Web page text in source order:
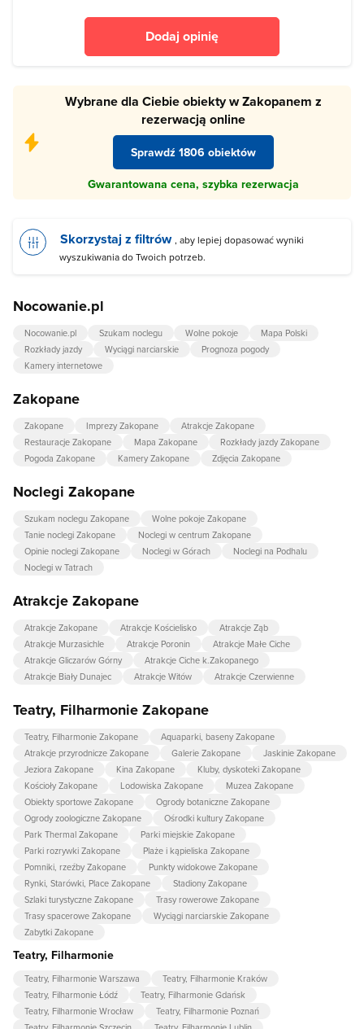
Dodaj opinię
Wybrane dla Ciebie obiekty w Zakopanem z
rezerwacją online
Sprawdź 1806 obiektów
Gwarantowana cena, szybka rezerwacja
Skorzystaj z filtrów , aby lepiej dopasować wyniki
wyszukiwania do Twoich potrzeb.
Nocowanie.pl
Nocowanie.pl Szukam noclegu Wolne pokoje
Mapa Polski
Rozkłady jazdy
Wyciągi narciarskie
Prognoza pogody
Kamery internetowe
Zakopane
Zakopane Imprezy Zakopane
Atrakcje Zakopane
Restauracje Zakopane
Mapa Zakopane
Rozkłady jazdy Zakopane
Pogoda Zakopane
Kamery Zakopane Zdjęcia Zakopane
Noclegi Zakopane
Szukam noclegu Zakopane
Wolne pokoje Zakopane
Tanie noclegi Zakopane
Noclegi w centrum Zakopane
Opinie noclegi Zakopane
Noclegi w Górach
Noclegi na Podhalu
Noclegi w Tatrach
Atrakcje Zakopane
Atrakcje Zakopane Atrakcje Kościelisko
Atrakcje Ząb
Atrakcje Murzasichle
Atrakcje Poronin
Atrakcje Małe Ciche
Atrakcje Gliczarów Górny
Atrakcje Ciche k.Zakopanego
Atrakcje Biały Dunajec
Atrakcje Witów Atrakcje Czerwienne
Teatry, Filharmonie Zakopane
Teatry, Filharmonie Zakopane
Aquaparki, baseny Zakopane
Atrakcje przyrodnicze Zakopane
Galerie Zakopane
Jaskinie Zakopane
Jeziora Zakopane
Kina Zakopane
Kluby, dyskoteki Zakopane
Kościoły Zakopane
Lodowiska Zakopane
Muzea Zakopane
Obiekty sportowe Zakopane
Ogrody botaniczne Zakopane
Ogrody zoologiczne Zakopane
Ośrodki kultury Zakopane
Park Thermal Zakopane
Parki miejskie Zakopane
Parki rozrywki Zakopane
Plaże i kąpieliska Zakopane
Pomniki, rzeźby Zakopane
Punkty widokowe Zakopane
Rynki, Starówki, Place Zakopane
Stadiony Zakopane
Szlaki turystyczne Zakopane
Trasy rowerowe Zakopane
Trasy spacerowe Zakopane
Wyciągi narciarskie Zakopane
Zabytki Zakopane
Teatry, Filharmonie
Teatry, Filharmonie Warszawa
Teatry, Filharmonie Kraków
Teatry, Filharmonie Łódź
Teatry, Filharmonie Gdańsk
Teatry, Filharmonie Wrocław
Teatry, Filharmonie Poznań